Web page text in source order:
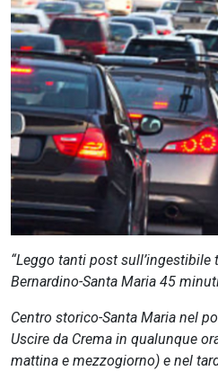
“Leggo tanti post sull’ingestibile
Bernardino-Santa Maria 45
Centro storico-Santa Maria nel
Uscire da Crema in qualunque
mattina e mezzogiorno) e nel